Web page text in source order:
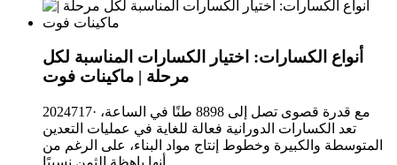
أنواع الكسارات: اختيار الكسارات المناسبة لكل
مرحلة | ماكينات فوت
2024717· مع قدرة قصوى تصل إلى 8898 طنًا في الساعة،
تعد الكسارات الدورانية فعالة للغاية في عمليات التعدين
المتوسطة والكبيرة وخطوط إنتاج مواد البناء، على الرغم من
أنها باهظة الثمن نسبيًا.